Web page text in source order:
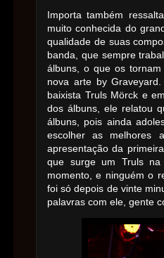
Importa também
muito conhecida do
qualidade de suas
banda, que sempre
álbuns, o que os
nova arte by
baixista Truls Mörck e
dos álbuns, ele relatou
álbuns, pois ainda
escolher as melhores
apresentação da
que surge um Truls na
momento, e ninguém o
foi só depois de vinte
palavras com ele, gente